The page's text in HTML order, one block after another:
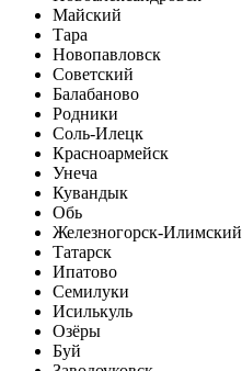
Майский
Тара
Новопавловск
Советский
Балабаново
Родники
Соль-Илецк
Красноармейск
Унеча
Кувандык
Обь
Железногорск-Илимский
Татарск
Ипатово
Семилуки
Исилькуль
Озёры
Буй